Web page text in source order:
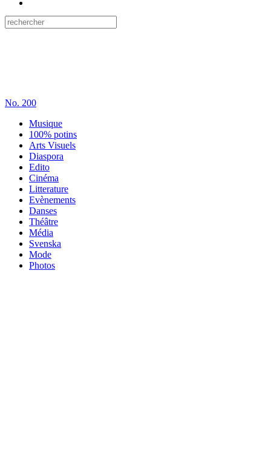
No. 200
Musique
100% potins
Arts Visuels
Diaspora
Edito
Cinéma
Litterature
Evènements
Danses
Théâtre
Média
Svenska
Mode
Photos